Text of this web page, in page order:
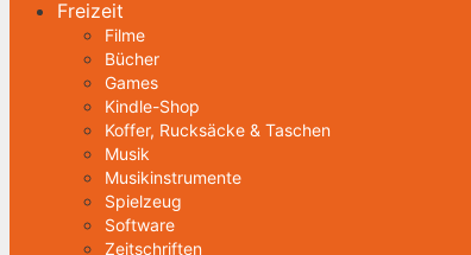
Freizeit
Filme
Bücher
Games
Kindle-Shop
Koffer, Rucksäcke & Taschen
Musik
Musikinstrumente
Spielzeug
Software
Zeitschriften